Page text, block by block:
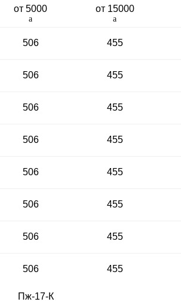
от 5000­
a
от 15000­
a
506 455
506 455
506 455
506 455
506 455
506 455
506 455
506 455
Пж-17-К